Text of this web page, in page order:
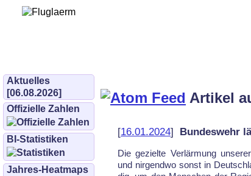
Aktuelles
[06.08.2026]
Offizielle Zahlen
BI-Statistiken
Jahres-Heatmaps
Artikel
[16.01.2024] Bundeswehr
Die ge­ziel­te Ver­lär­mung
und nir­gend­wo sonst in